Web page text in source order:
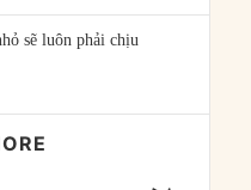
sẽ luôn phải chịu